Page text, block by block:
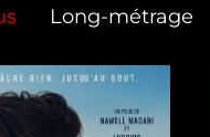
Long-métrage